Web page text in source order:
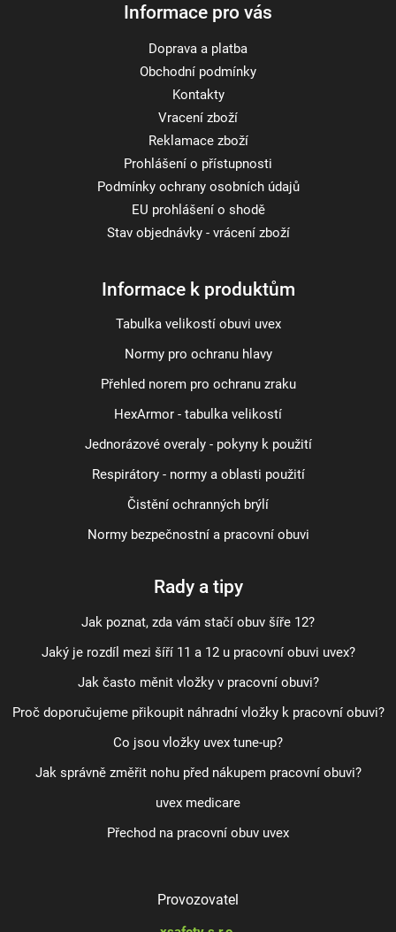
Informace pro vás
Doprava a platba
Obchodní podmínky
Kontakty
Vracení zboží
Reklamace zboží
Prohlášení o přístupnosti
Podmínky ochrany osobních údajů
EU prohlášení o shodě
Stav objednávky - vrácení zboží
Informace k produktům
Tabulka velikostí obuvi uvex
Normy pro ochranu hlavy
Přehled norem pro ochranu zraku
HexArmor - tabulka velikostí
Jednorázové overaly - pokyny k použití
Respirátory - normy a oblasti použití
Čistění ochranných brýlí
Normy bezpečnostní a pracovní obuvi
Rady a tipy
Jak poznat, zda vám stačí obuv šíře 12?
Jaký je rozdíl mezi šíří 11 a 12 u pracovní obuvi uvex?
Jak často měnit vložky v pracovní obuvi?
Proč doporučujeme přikoupit náhradní vložky k pracovní obuvi?
Co jsou vložky uvex tune-up?
Jak správně změřit nohu před nákupem pracovní obuvi?
uvex medicare
Přechod na pracovní obuv uvex
Provozovatel